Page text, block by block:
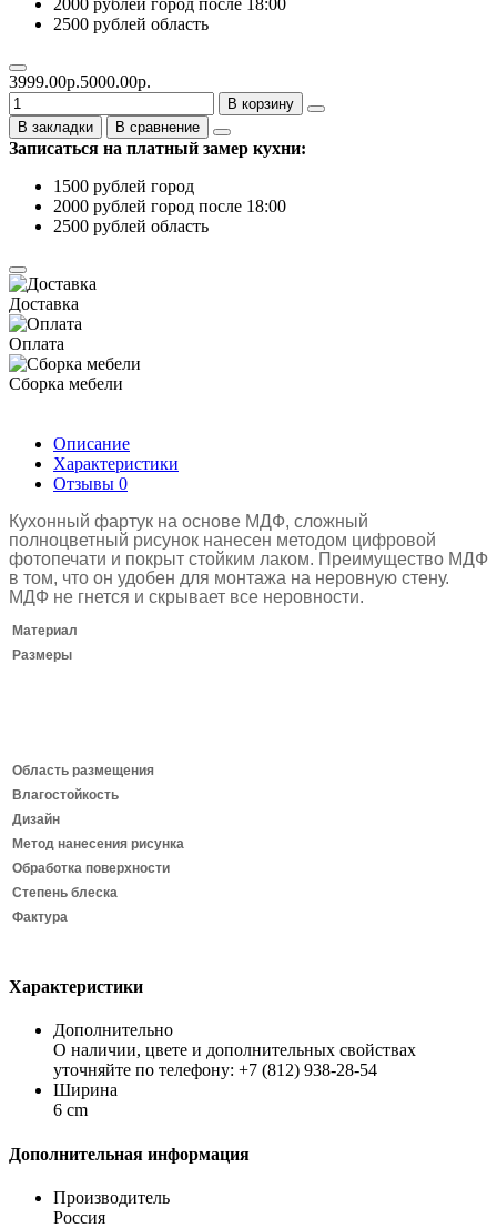
2500 рублей область
3999.00р.5000.00р.
В корзину
В закладки
В сравнение
Записаться на платный замер кухни:
1500 рублей город
2000 рублей город после 18:00
2500 рублей область
Доставка
Оплата
Сборка мебели
Описание
Характеристики
Отзывы 0
Кухонный фартук на основе МДФ, сложный
полноцветный рисунок нанесен методом цифровой
фотопечати и покрыт стойким лаком. Преимущество МДФ
в том, что он удобен для монтажа на неровную стену.
МДФ не гнется и скрывает все неровности.
Материал
Размеры
Область размещения
Влагостойкость
Дизайн
Метод нанесения рисунка
Обработка поверхности
Степень блеска
Фактура
Характеристики
Дополнительно
О наличии, цвете и дополнительных свойствах
уточняйте по телефону: +7 (812) 938-28-54
Ширина
6 cm
Дополнительная информация
Производитель
Россия